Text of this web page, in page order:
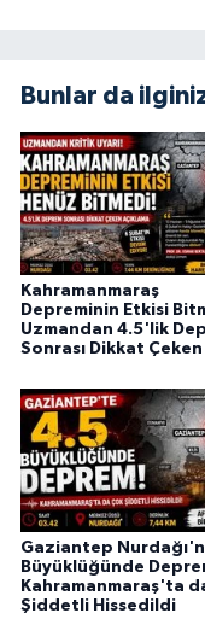
Bunlar da
Kahramanmaraş
Depreminin Etkisi
Uzmandan 4.5'lik
Sonrası Dikkat Çeken
Gaziantep
Büyüklüğünde
Kahramanmaraş'ta
Şiddetli Hissedildi